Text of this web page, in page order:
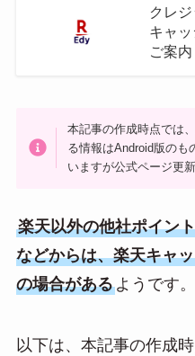
クレ
キャ
ご案内
本記事の作成時点では
る情報はAndroid版のも
いますが公式ページ更新
楽天以外の他社ポイン
などからは、楽天キャ
の場合があるようです。
以下は、本記事の作成